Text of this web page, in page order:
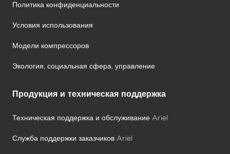
Политика конфиденциальности
Условия использования
Модели компрессоров
Экология, социальная сфера, управление
Продукция и техническая поддержка
Техническая поддержка и обслуживание Ariel
Служба поддержки заказчиков Ariel